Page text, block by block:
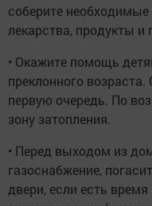
соберите
лекарства, продукты
• Окажите помощь
преклонного
первую очередь. По
зону затопления.
• Перед выходом из
газоснабжение,
двери, если есть